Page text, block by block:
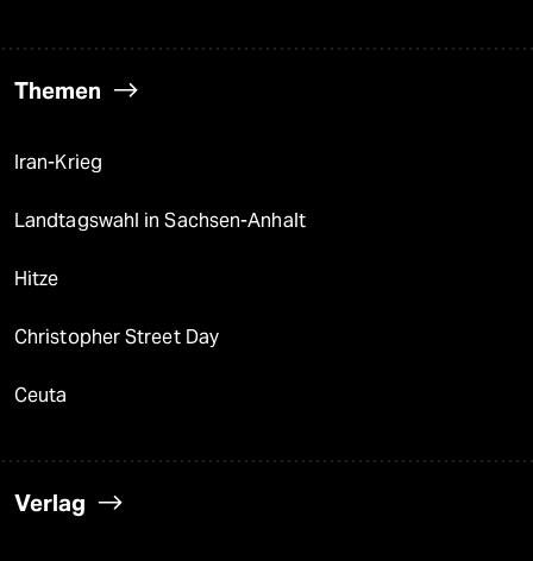
Themen
Iran-Krieg
Landtagswahl in Sachsen-Anhalt
Hitze
Christopher Street Day
Ceuta
Verlag